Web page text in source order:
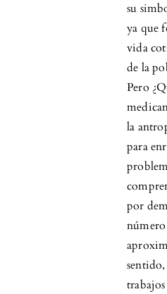
su
ya que
vida
de la
Pero
la
para
por
número